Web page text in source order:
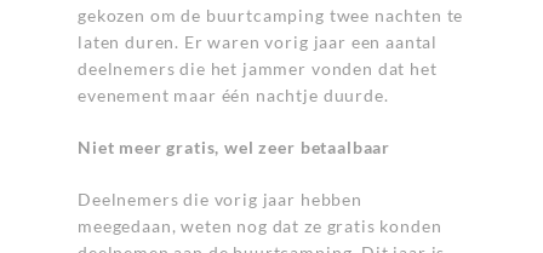
gekozen om de buurtcamping twee nachten te
laten duren. Er waren vorig jaar een aantal
deelnemers die het jammer vonden dat het
evenement maar één nachtje duurde.
Niet meer gratis, wel zeer betaalbaar
Deelnemers die vorig jaar hebben
meegedaan, weten nog dat ze gratis konden